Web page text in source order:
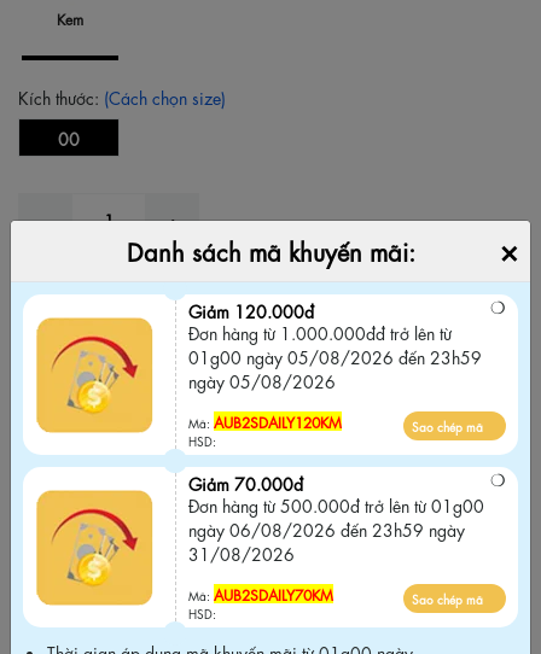
Kem
Kích thước: (Cách chọn size)
00
MUA NGAY THÊM VÀO GIỎ
ThemeSyntaxError
Thêm vào yêu thích
Bỏ yêu thích
Giảm 120.000đ
Đơn hàng từ 1.000.000đđ trở lên từ 01g00
ngày 05/08/2026 đến 23h59 ngày
05/08/2026
Mã:AUB2SDAILY120KM
HSD:
Sao chép mã
Giảm 70.000đ
Danh sách mã khuyến mãi: ×
Giảm 120.000đ
Đơn hàng từ 1.000.000đđ trở lên từ
01g00 ngày 05/08/2026 đến 23h59
ngày 05/08/2026
Mã: AUB2SDAILY120KM
HSD:
Sao chép mã
Giảm 70.000đ
Đơn hàng từ 500.000đ trở lên từ 01g00
ngày 06/08/2026 đến 23h59 ngày
31/08/2026
Mã: AUB2SDAILY70KM
HSD:
Sao chép mã